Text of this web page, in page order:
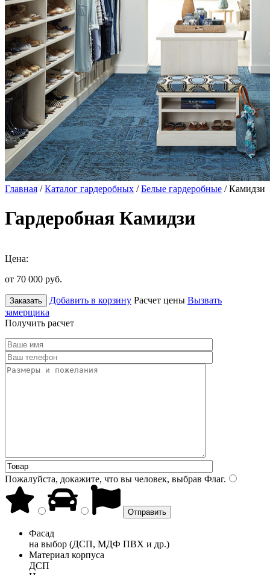
Главная /Каталог гардеробных /Белые гардеробные / Камидзи
Гардеробная Камидзи
Цена:
от 70 000 руб.
Заказать Добавить в корзину Расчет цены Вызвать
замерщика
Получить расчет
Пожалуйста, докажите, что вы человек, выбрав Флаг.
Фасад
на выбор (ДСП, МДФ ПВХ и др.)
Материал корпуса
ДСП